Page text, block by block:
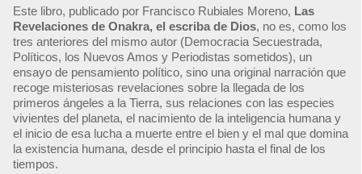
Este libro, publicado por Francisco Rubiales Moreno, Las
Revelaciones de Onakra, el escriba de Dios, no es, como los
tres anteriores del mismo autor (Democracia Secuestrada,
Políticos, los Nuevos Amos y Periodistas sometidos), un
ensayo de pensamiento político, sino una original narración que
recoge misteriosas revelaciones sobre la llegada de los
primeros ángeles a la Tierra, sus relaciones con las especies
vivientes del planeta, el nacimiento de la inteligencia humana y
el inicio de esa lucha a muerte entre el bien y el mal que domina
la existencia humana, desde el principio hasta el final de los
tiempos.